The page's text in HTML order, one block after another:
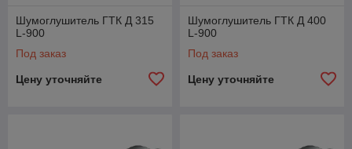
Шумоглушитель ГТК Д 315
L-900
Под заказ
Цену уточняйте
Шумоглушитель ГТК Д 400
L-900
Под заказ
Цену уточняйте